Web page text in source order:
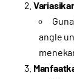
angle